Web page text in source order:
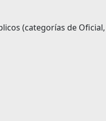
(categorías de Oficial,